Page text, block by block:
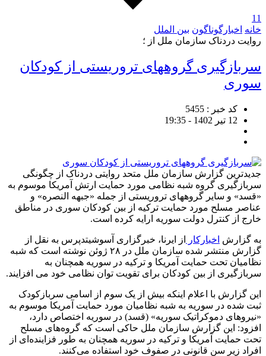
11
خانه اخبارگوناگون بین الملل
روایت دردناک سازمان ملل از ؛
سربازگیری گروههای تروریستی از کودکان
سوری
کد خبر : 5455
12 تیر 1402 - 19:35
جدیدترین گزارش سازمان ملل متحد روایتی دردناک از چگونگی
سربازگیری گروه شبه نظامی مورد حمایت ارتش آمریکا موسوم به
«قسد» و سایر گروههای تروریستی از جمله «جبهه النصره» و
عناصر مسلح مورد حمایت ترکیه از بین کودکان سوری در مناطق
خارج از کنترل دولت سوریه ارایه کرده است.
به گزارش اخبارکار
از ایرنا، خبرگزاری آسوشیتدپرس به نقل از
گزارش منتشر شده سازمان ملل در ۲۸ ژوئن نوشته است که شبه
نظامیان تحت حمایت آمریکا و ترکیه در سوریه همچنان به
سربازگیری از بین کودکان برای تقویت توان نظامی خود می افزایند.
این گزارش با اعلام اینکه بیش از یک سوم از اسامی سربازکودک
ثبت شده در سوریه به شبه نظامیان مورد حمایت آمریکا موسوم به
«نیروهای دموکراتیک سوریه» (قسد) در سوریه اختصاص دارد،
افزود: این گزارش سازمان ملل حاکی است که گروه‌های مسلح
تحت حمایت آمریکا و ترکیه در سوریه همچنان به طور فزاینده‌ای از
افراد زیر سن قانونی در صفوف خود استفاده می‌کنند.